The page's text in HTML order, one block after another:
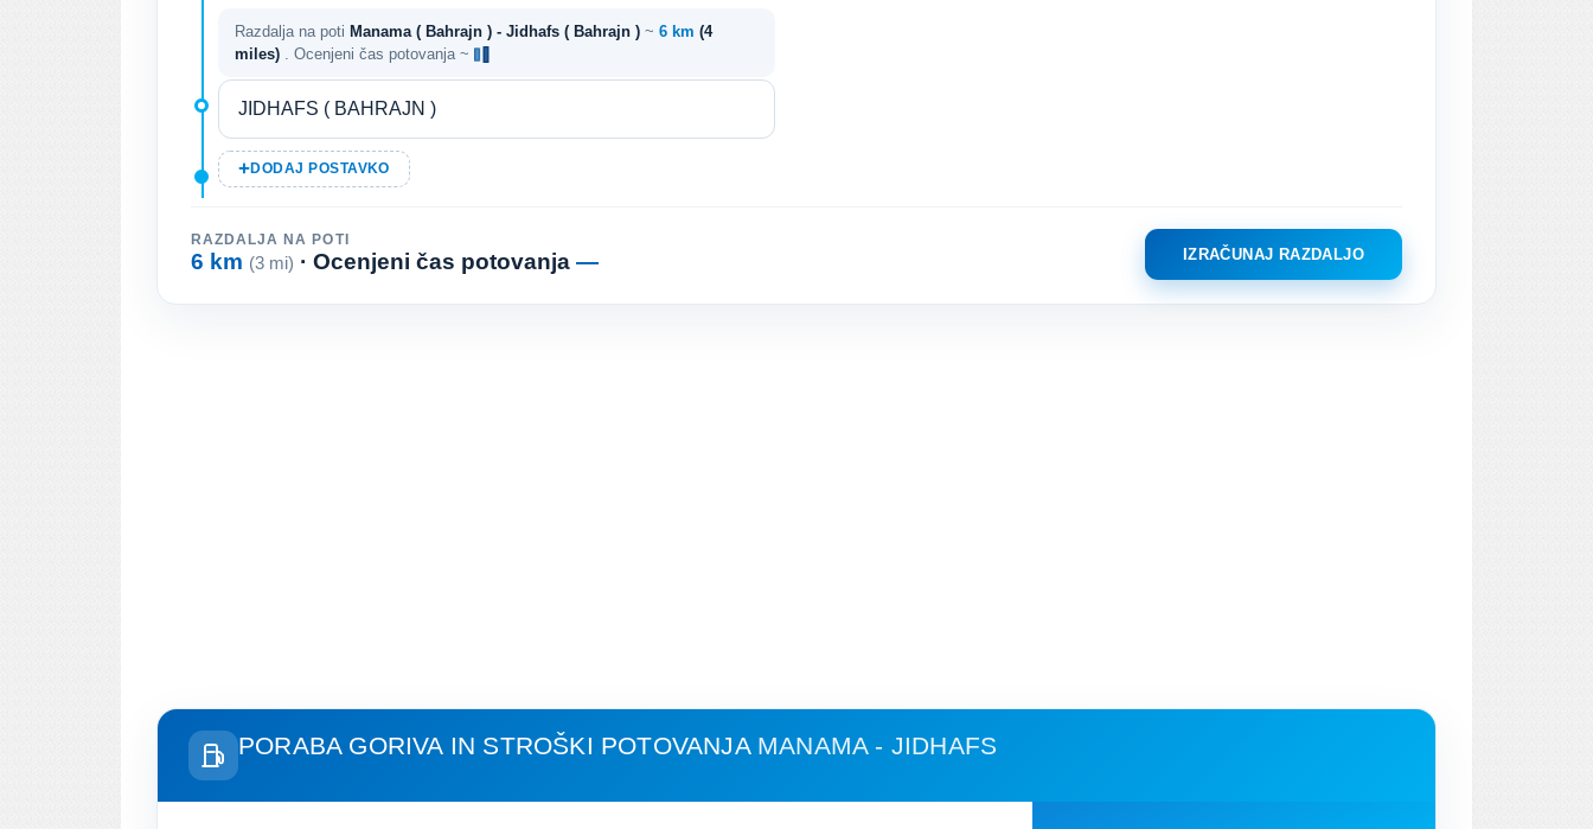
Razdalja na poti Manama ( Bahrajn ) - Jidhafs ( Bahrajn ) ~ 6 km (4
miles)
. Ocenjeni čas potovanja ~
DODAJ POSTAVKO
RAZDALJA NA POTI
6 km (3 mi) · Ocenjeni čas potovanja — IZRAČUNAJ RAZDALJO
PORABA GORIVA IN STROŠKI POTOVANJA MANAMA - JIDHAFS